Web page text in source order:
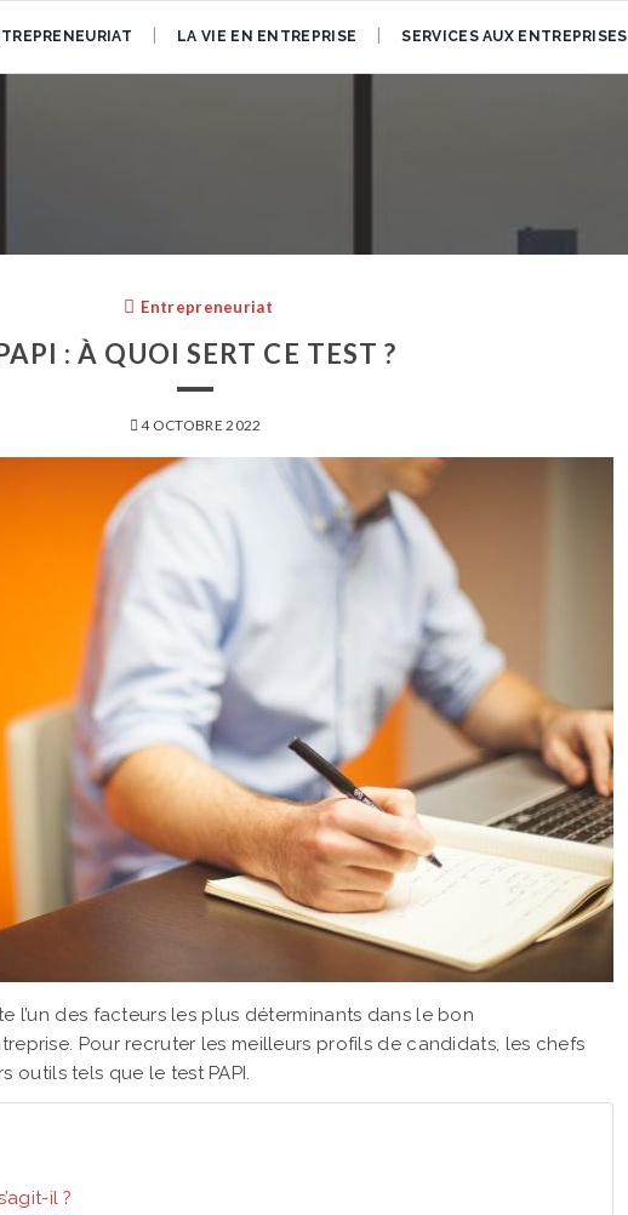
LA VIE EN ENTREPRISE SERVICES AUX ENTREPRISES
Entrepreneuriat
: À QUOI SERT CE TEST ?
4 OCTOBRE 2022
l’un des facteurs les plus déterminants dans le bon
Pour recruter les meilleurs profils de candidats, les chefs
outils tels que le test PAPI.
il ?